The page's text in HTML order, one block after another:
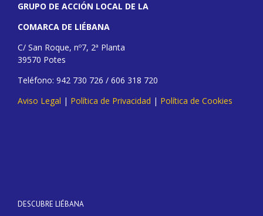
GRUPO DE ACCIÓN LOCAL DE LA
COMARCA DE LIÉBANA
C/ San Roque, nº7, 2ª Planta
39570 Potes
Teléfono: 942 730 726 / 606 318 720
Aviso Legal | Política de Privacidad | Política de Cookies
DESCUBRE LIÉBANA